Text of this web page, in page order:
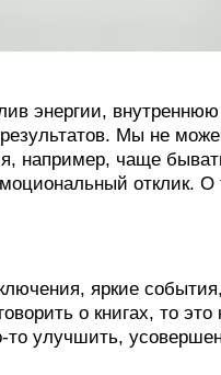
энергии, внутреннюю
Мы не
например, чаще
отклик. О
яркие
о книгах, то это
то улучшить,